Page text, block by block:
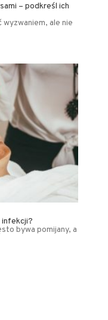
– podkreśl ich
wyzwaniem, ale nie
infekcji?
bywa pomijany, a